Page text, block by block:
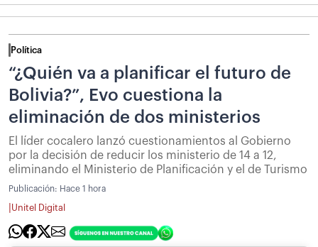
Política
“¿Quién va a planificar el futuro de
Bolivia?”, Evo cuestiona la
eliminación de dos ministerios
El líder cocalero lanzó cuestionamientos al Gobierno
por la decisión de reducir los ministerio de 14 a 12,
eliminando el Ministerio de Planificación y el de Turismo
Publicación: Hace 1 hora
Unitel Digital